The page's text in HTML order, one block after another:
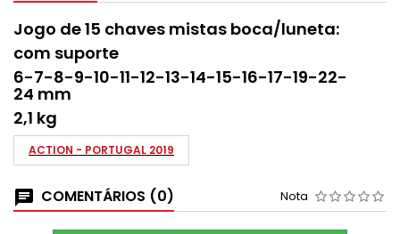
Jogo de 15 chaves mistas boca/luneta:
com suporte
6-7-8-9-10-11-12-13-14-15-16-17-19-22-
24 mm
2,1 kg
ACTION - PORTUGAL 2019
COMENTÁRIOS (0) Nota